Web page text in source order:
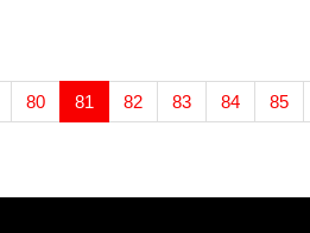
80 81 82 83 84 85